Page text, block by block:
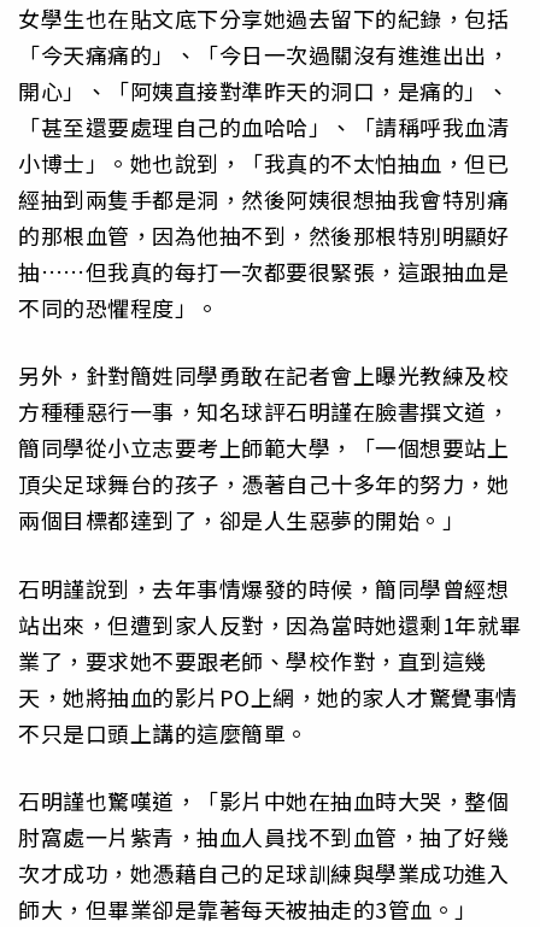
女學生也在貼文底下分享她過去留下的紀錄，包括
「今天痛痛的」、「今日一次過關沒有進進出出，
開心」、「阿姨直接對準昨天的洞口，是痛的」、
「甚至還要處理自己的血哈哈」、「請稱呼我血清
小博士」。她也說到，「我真的不太怕抽血，但已
經抽到兩隻手都是洞，然後阿姨很想抽我會特別痛
的那根血管，因為他抽不到，然後那根特別明顯好
抽……但我真的每打一次都要很緊張，這跟抽血是
不同的恐懼程度」。
另外，針對簡姓同學勇敢在記者會上曝光教練及校
方種種惡行一事，知名球評石明謹在臉書撰文道，
簡同學從小立志要考上師範大學，「一個想要站上
頂尖足球舞台的孩子，憑著自己十多年的努力，她
兩個目標都達到了，卻是人生惡夢的開始。」
石明謹說到，去年事情爆發的時候，簡同學曾經想
站出來，但遭到家人反對，因為當時她還剩1年就畢
業了，要求她不要跟老師、學校作對，直到這幾
天，她將抽血的影片PO上網，她的家人才驚覺事情
不只是口頭上講的這麼簡單。
石明謹也驚嘆道，「影片中她在抽血時大哭，整個
肘窩處一片紫青，抽血人員找不到血管，抽了好幾
次才成功，她憑藉自己的足球訓練與學業成功進入
師大，但畢業卻是靠著每天被抽走的3管血。」